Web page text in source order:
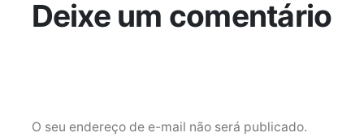
Deixe um comentário
O seu endereço de e-mail não será publicado.